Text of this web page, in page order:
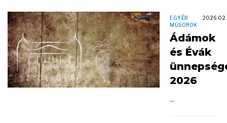
EGYÉB
MŰSOROK
Ádámok
és Évák
2026
...